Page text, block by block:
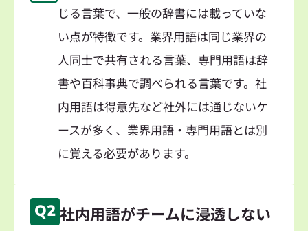
じる言葉で、一般の辞書には載っていな
い点が特徴です。業界用語は同じ業界の
人同士で共有される言葉、専門用語は辞
書や百科事典で調べられる言葉です。社
内用語は得意先など社外には通じないケ
ースが多く、業界用語・専門用語とは別
に覚える必要があります。
Q2 社内用語がチームに浸透しない